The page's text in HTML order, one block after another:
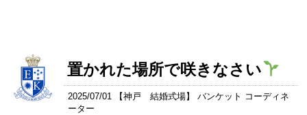
置かれた場所で咲きなさい
2025/07/01 【神戸 結婚式場】 バンケット コーディネ
ーター